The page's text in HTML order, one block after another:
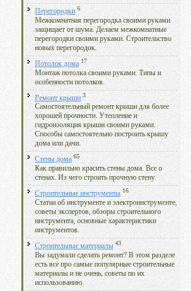
Перегородки 6
Межкомнатная перегородка своими руками
защищает от шума. Делаем межкомнатные
перегородки своими руками. Строительство
новых перегородок.
Потолок дома 17
Монтаж потолка своими руками. Типы и
особенности потолков.
Ремонт крыши 3
Самостоятельный ремонт крыши для более
хорошей прочности. Утепление и
гидроизоляция крыши своими руками.
Способы самостоятельно построить крышу
дома или дачи.
Стены дома 65
Как правильно красить стены дома. Все о
стенах. Из чего строить прочную стену.
Строительные инструменты 16
Статьи об инструменте и электроинструменте,
советы экспертов, обзоры строительного
инструмента, основные характеристики
инструментов.
Строительные материалы 43
Вы задумали сделать ремонт? В этом разделе
есть все про самые популярные строительные
материалы и не очень, советы по их
использованию.